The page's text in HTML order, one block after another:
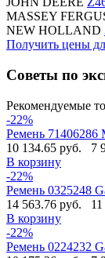
MASSEY
NEW HOLLAND
Получить цены
Советы по
Рекомендуемые
-22%
Ремень 71406286
10 134.65 руб.
7
В корзину
-22%
Ремень 0325248
14 563.76 руб.
В корзину
-22%
Ремень 0224232